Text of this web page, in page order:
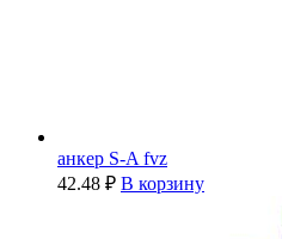
анкер S-A fvz
42.48 ₽ В корзину